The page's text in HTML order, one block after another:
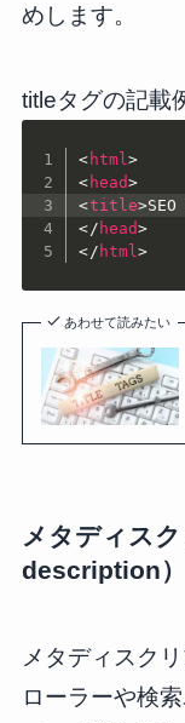
めします。
titleタグの記載
< html>
< head>
<title>
</ head>
</ html>
あわせて読みたい
メタディス
description）
メタディスク
ローラーや検